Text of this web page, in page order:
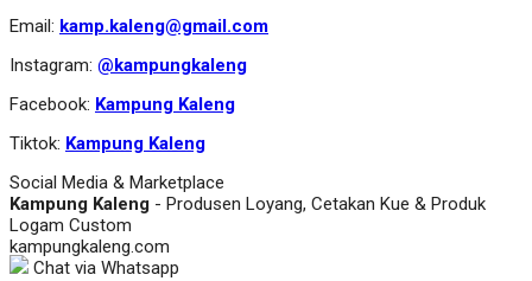
Email: kamp.kaleng@gmail.com
Instagram: @kampungkaleng
Facebook: Kampung Kaleng
Tiktok: Kampung Kaleng
Social Media & Marketplace
Kampung Kaleng - Produsen Loyang, Cetakan Kue & Produk
Logam Custom
kampungkaleng.com
Chat via Whatsapp